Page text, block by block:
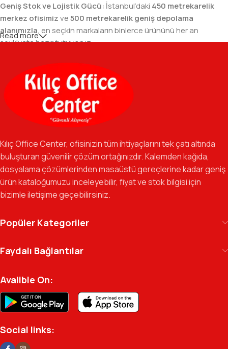
Geniş Stok ve Lojistik Gücü: İstanbul’daki 450 metrekarelik
merkez ofisimizve500 metrekarelik geniş depolama
alanımızla, en seçkin markaların binlerce ürününü her an
sevkiyata hazır tutuyoruz.
Geniş Ürün Yelpazesi:Temel kırtasiye malzemelerinden teknik
ofis gereçlerine kadar, iş hayatınızda ihtiyaç duyduğunuz her
şeyi tek bir çatı altında, en uygun fiyat avantajlarıyla bulmanızı
sağlıyoruz.
Özverili Takım Ruhu:İşini tutkuyla yapan, güler yüzlü ve çözüm
güvenilir bir yol arkadaşı olmayı hedefliyoruz.
Gelecek Vizyonu:Kurumsal kimliğimizi yeni iş birlikleri ve global
markalarla güçlendirerek, Türkiye genelinde müşteri ağımızı her
geçen gün büyütmeye devam ediyoruz.
Kılıç Office Center
arşivinizdeki dosyaya kadar her detayda yanınızda.
Ofisinizin enerjisini ve verimliliğini artırmak için
profesyonel kadromuzla hizmetinizdeyiz.
Read more
Kılıç Office Center, ofisinizin tüm ihtiyaçlarını tek çatı altında
buluşturan güvenilir çözüm ortağınızdır. Kalemden kağıda,
dosyalama çözümlerinden masaüstü gereçlerine kadar geniş
ürün kataloğumuzu inceleyebilir, fiyat ve stok bilgisi için
bizimle iletişime geçebilirsiniz.
Popüler Kategoriler
Faydalı Bağlantılar
Avalible On:
Social links: